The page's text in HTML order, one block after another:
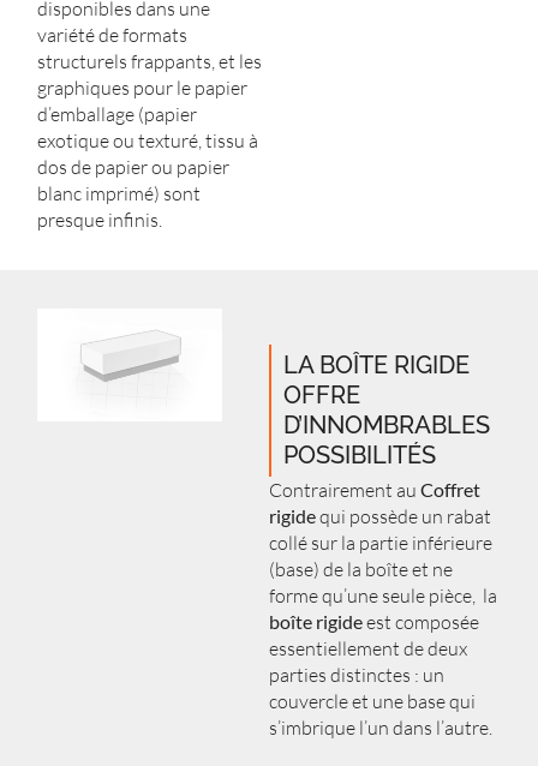
disponibles dans une
variété de formats
structurels frappants, et les
graphiques pour le papier
d’emballage (papier
exotique ou texturé, tissu à
dos de papier ou papier
blanc imprimé) sont
presque infinis.
LA BOÎTE RIGIDE
OFFRE
D’INNOMBRABLES
POSSIBILITÉS
Contrairement au Coffret
rigidequi possède un rabat
collé sur la partie inférieure
(base) de la boîte et ne
forme qu’une seule pièce, la
boîte rigideest composée
essentiellement de deux
parties distinctes : un
couvercle et une base qui
s’imbrique l’un dans l’autre.